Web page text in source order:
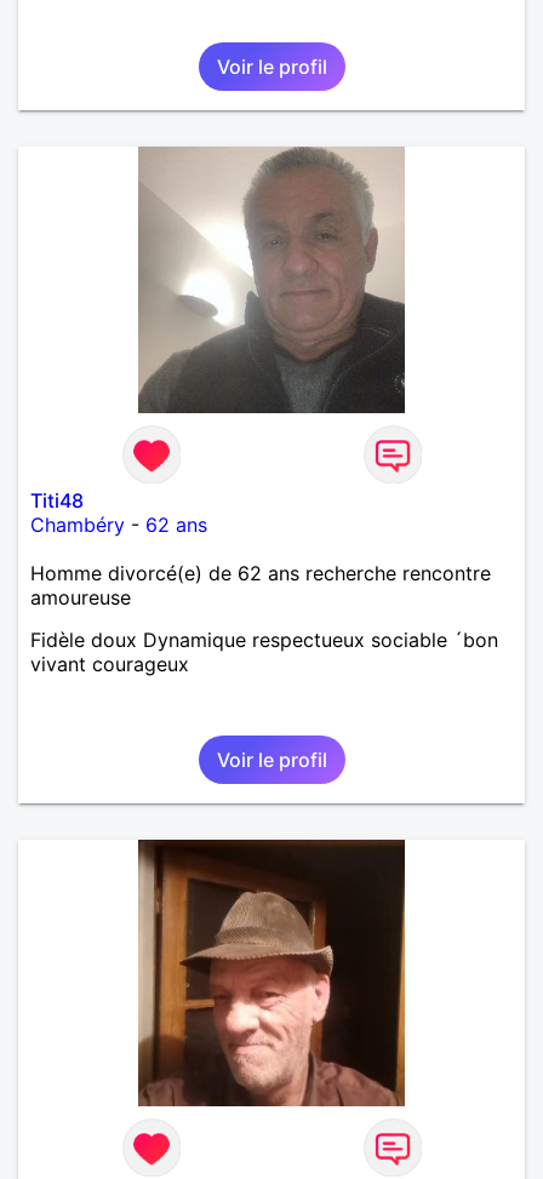
Voir le profil
Titi48
Chambéry - 62 ans
Homme divorcé(e) de 62 ans recherche rencontre
amoureuse
Fidèle doux Dynamique respectueux sociable ´bon
vivant courageux
Voir le profil